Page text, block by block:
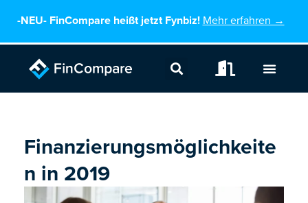
-NEU-FinCompare heißt jetzt Fynbiz! Mehr erfahren →
Finanzierungsmöglichkeite
n in 2019